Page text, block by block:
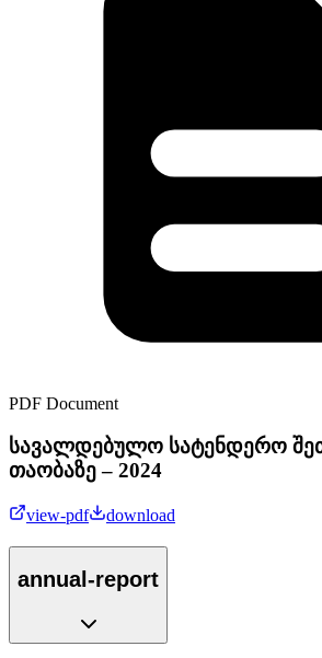
PDF Document
სავალდებულო სატენდერო
თაობაზე – 2024
view-pdf download
annual-report